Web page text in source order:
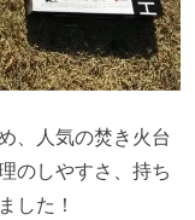
、人気の焚き火台
のしやすさ、持ち
した！